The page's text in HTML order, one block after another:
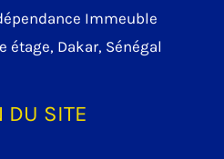
Immeuble
étage, Dakar, Sénégal
DU SITE